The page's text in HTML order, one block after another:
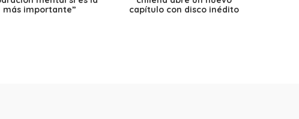
más importante”
capítulo con disco inédito